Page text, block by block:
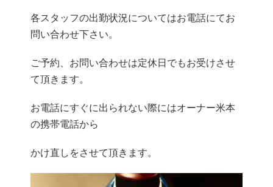
各スタッフの出勤状況についてはお電話にてお
問い合わせ下さい。
ご予約、お問い合わせは定休日でもお受けさせ
て頂きます。
お電話にすぐに出られない際にはオーナー米本
の携帯電話から
かけ直しをさせて頂きます。